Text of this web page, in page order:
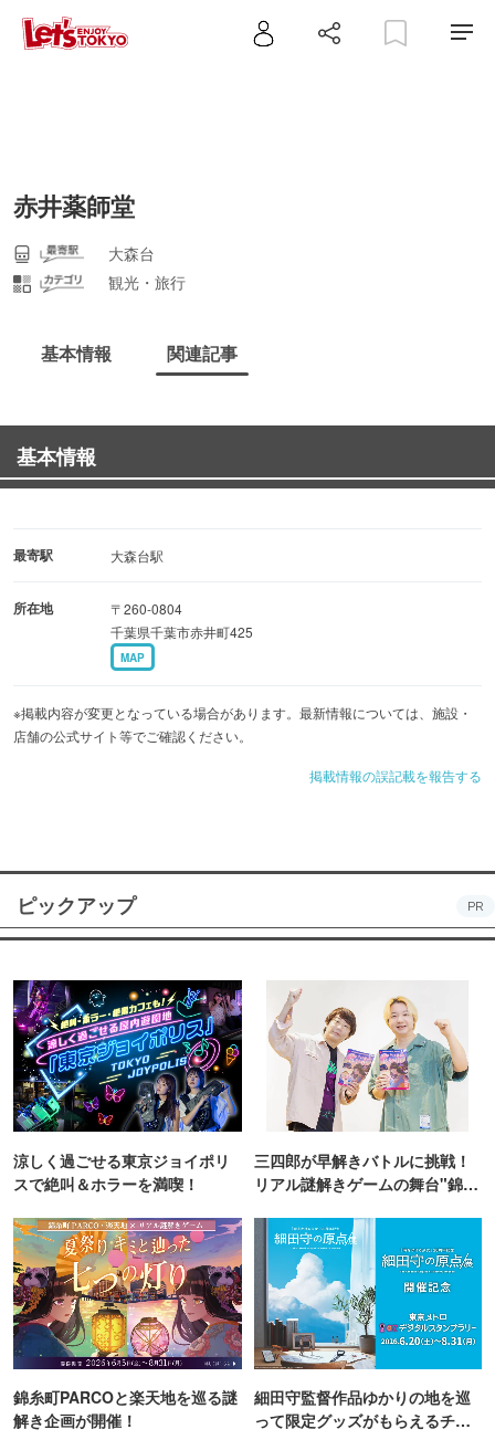
赤井薬師堂
大森台
観光・旅行
基本情報 関連記事
基本情報
最寄駅 大森台駅
所在地
〒260-0804
千葉県千葉市赤井町425
MAP
※掲載内容が変更となっている場合があります。最新情報については、施設・
店舗の公式サイト等でご確認ください。
掲載情報の誤記載を報告する
ピックアップ PR
涼しく過ごせる東京ジョイポリ
スで絶叫＆ホラーを満喫！
三四郎が早解きバトルに挑戦！
リアル謎解きゲームの舞台"錦糸
錦糸町PARCOと楽天地を巡る謎
解き企画が開催！
細田守監督作品ゆかりの地を巡
って限定グッズがもらえるチャ